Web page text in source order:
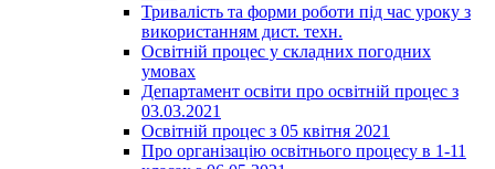
Тривалість та форми роботи під час уроку з
використанням дист. техн.
Освітній процес у складних погодних
умовах
Департамент освіти про освітній процес з
03.03.2021
Освітній процес з 05 квітня 2021
Про організацію освітнього процесу в 1-11